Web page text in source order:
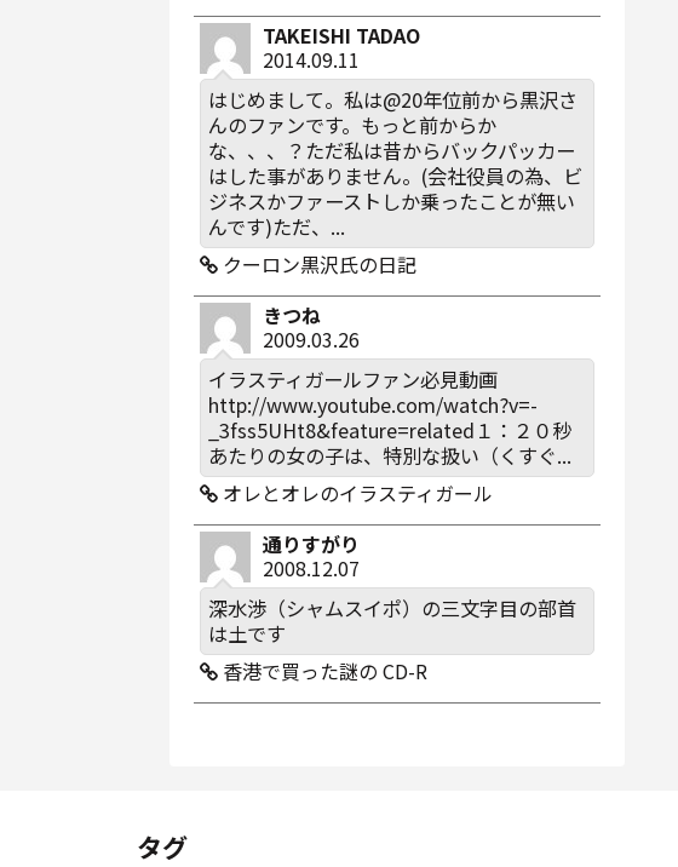
TAKEISHI TADAO
2014.09.11
はじめまして。私は@20年位前から黒沢さ
んのファンです。もっと前からか
な、、、？ただ私は昔からバックパッカー
はした事がありません。(会社役員の為、ビ
ジネスかファーストしか乗ったことが無い
んです)ただ、...
クーロン黒沢氏の日記
きつね
2009.03.26
イラスティガールファン必見動画
http://www.youtube.com/watch?v=-
_3fss5UHt8&feature=related１：２０秒
あたりの女の子は、特別な扱い（くすぐ...
オレとオレのイラスティガール
通りすがり
2008.12.07
深水渉（シャムスイポ）の三文字目の部首
は土です
香港で買った謎の CD-R
タグ